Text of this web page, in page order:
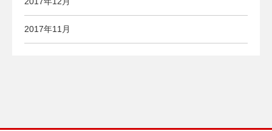
2017年11月